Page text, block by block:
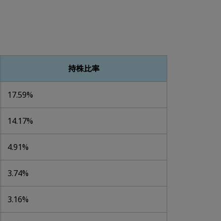
持株比率
17.59%
14.17%
4.91%
3.74%
3.16%